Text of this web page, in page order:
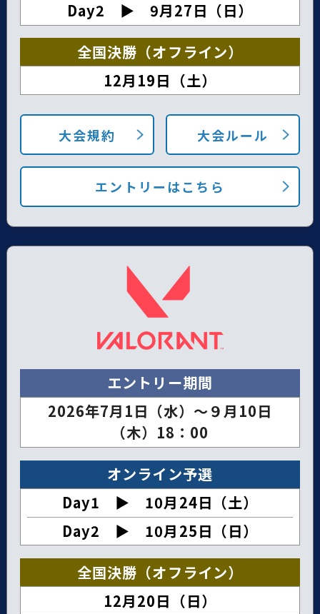
Day2 ▶︎ 9月27日（日）
全国決勝（オフライン）
12月19日（土）
大会規約 大会ルール
エントリーはこちら
エントリー期間
2026年7月1日（水）～９月10日
（木）18：00
オンライン予選
Day1 ▶︎ 10月24日（土）
Day2 ▶︎ 10月25日（日）
全国決勝（オフライン）
12月20日（日）